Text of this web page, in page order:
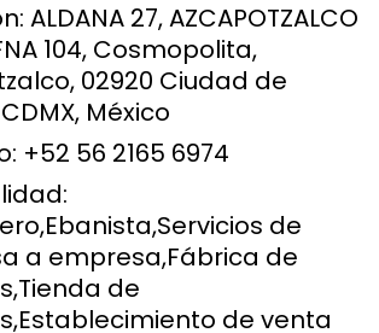
ALDANA 27, AZCAPOTZALCO
104, Cosmopolita,
02920 Ciudad de
México
+52 56 2165 6974
de
a empresa,Fábrica de
de
de venta